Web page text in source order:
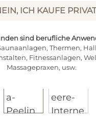
ICH KAUFE
sind berufliche
Thermen,
Fitnessanlagen,
Massagepraxen, usw.